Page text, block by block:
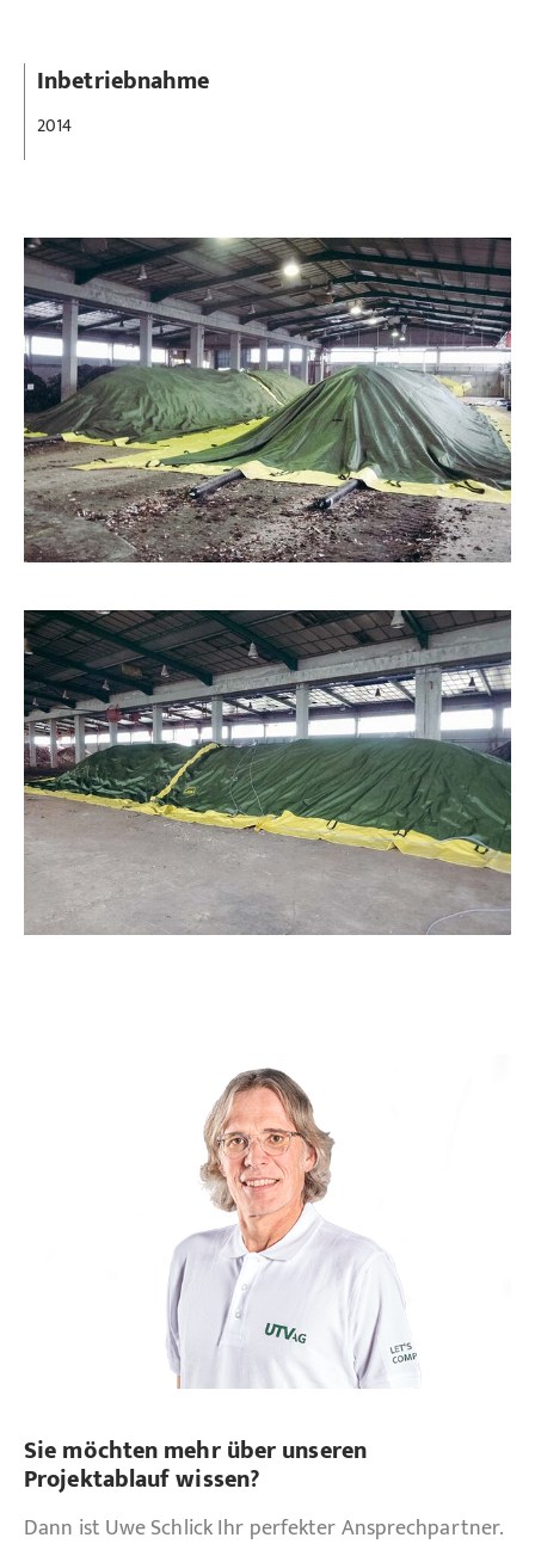
Inbetriebnahme
2014
Sie möchten mehr über unseren
Projektablauf wissen?
Dann ist Uwe Schlick Ihr perfekter Ansprechpartner.